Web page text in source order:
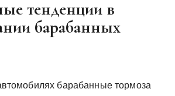
тенденции в
барабанных
барабанные тормоза